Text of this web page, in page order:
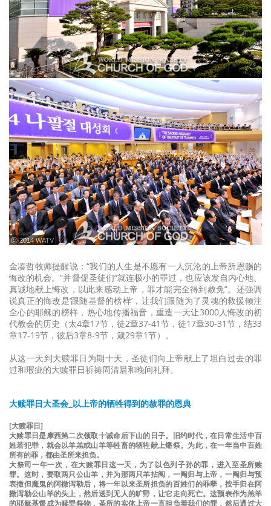
ⓒ 2014 WATV
金凑哲牧师提醒说：“我们的人生是不愿有一人沉沦的上帝所恩赐的
悔改的机会。”并督促圣徒们“就连极小的罪过，也应该发自内心地、
真诚地献上悔改，以此来感动上帝，罪才能完全得到赦免”。还强调
说真正的悔改是‘跟随基督的榜样’，让我们跟随为了灵魂的救援倾注
全心的耶稣的榜样，热心地传播福音，重造一天让3000人悔改的初
代教会的历史（太4章17节，徒2章37-41节，徒17章30-31节，结33
章17-19节，彼后3章8-9节，箴29章1节）。
从这一天到大赎罪日为期十天，圣徒们向上帝献上了坦白过去的罪
过和瑕疵的大赎罪日祈祷周清晨和晚间礼拜。
大赎罪日大圣会_以上帝的牺牲得到的赦罪的恩典
[大赎罪日]
大赎罪日是摩西第二次领取十诫命后下山的日子。旧约时代，在日常生活中百
姓若犯罪，就会以羊羔或山羊等牲畜的牺牲献上燔祭。为此，在一年当中百姓
所有的罪，都由圣所来担负。
大祭司一年一次，在大赎罪日这一天，为了以色列子孙的罪，进入至圣所赎
罪。这时，要取两只公山羊，并为那两只羊拈阄，一阄归与上帝，一阄归与预
表撒但魔鬼的阿撒泻勒后，将一年以来圣所担负的百姓们的罪孽，按手归在阿
撒泻勒公山羊的头上，然后送到无人的旷野，让它走向死亡。这预表作为羔羊
的耶稣基督成为赎罪祭物，圣所的实体上帝一直担负着我们的罪，然后通过大